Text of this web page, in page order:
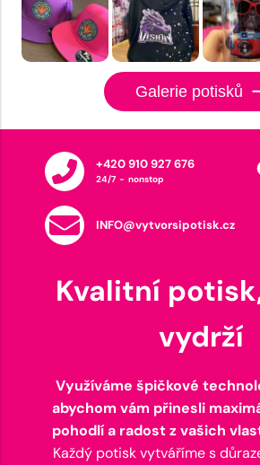
Galerie potisků
+420 910 927 676
24/7 - nonstop
INFO@vytvorsipotisk.cz
Kvalitní
vydrží
Využíváme špičkové
abychom vám přinesli
pohodlí a radost z vašich
Každý potisk vytváříme s